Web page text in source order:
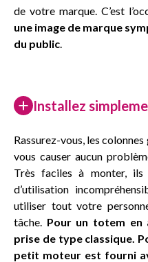
de votre marque. C’est
une image de marque
du public
Installez
Rassurez-vous, les
vous causer aucun
Très faciles à monter,
d’utilisation
utiliser tout votre
tâche. Pour un totem en
prise de type classique.
petit moteur est fourni